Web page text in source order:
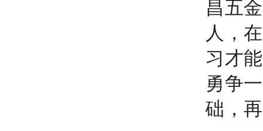
昌五
人，
习才
勇争
础，